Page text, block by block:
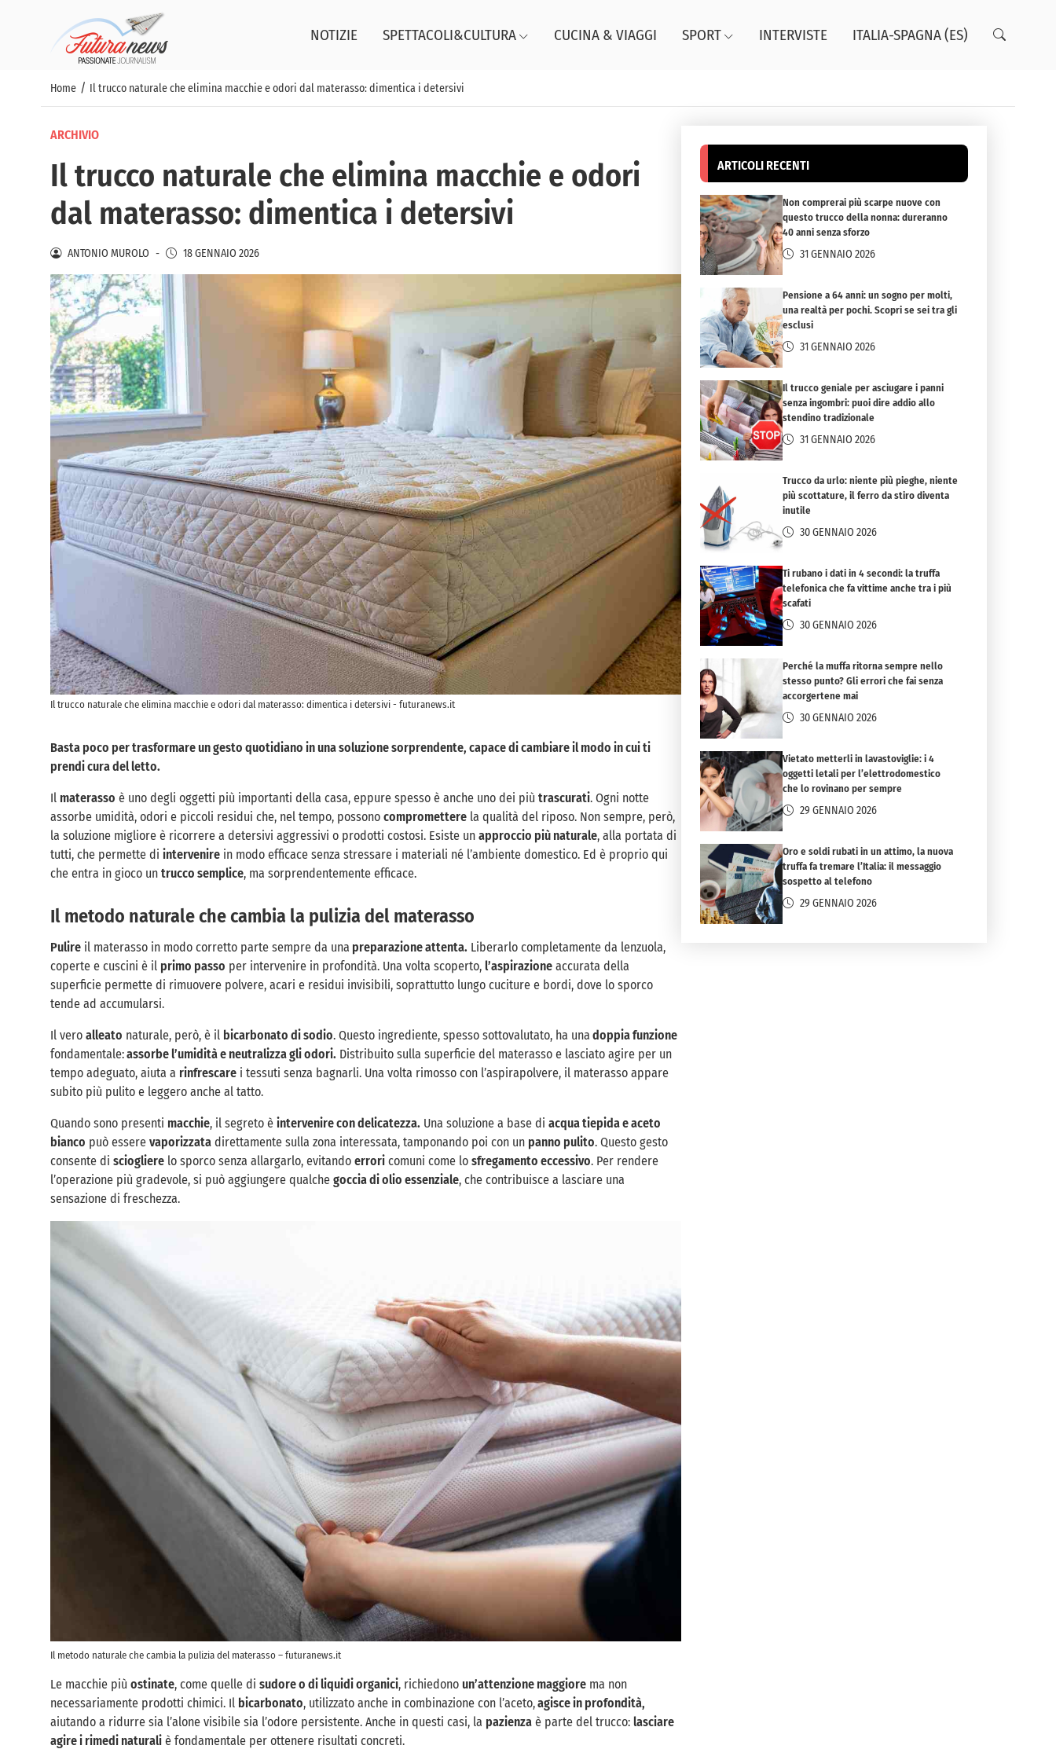
NOTIZIE SPETTACOLI&CULTURA CUCINA & VIAGGI SPORT INTERVISTE ITALIA-SPAGNA (ES)
Home / Il trucco naturale che elimina macchie e odori dal materasso: dimentica i detersivi
ARCHIVIO
Il trucco naturale che elimina macchie e odori
dal materasso: dimentica i detersivi
ANTONIO MUROLO - 18 GENNAIO 2026
Il trucco naturale che elimina macchie e odori dal materasso: dimentica i detersivi - futuranews.it
Basta poco per trasformare un gesto quotidiano in una soluzione sorprendente, capace di cambiare il modo in cui ti
prendi cura del letto.
Il materasso è uno degli oggetti più importanti della casa, eppure spesso è anche uno dei più trascurati. Ogni notte
assorbe umidità, odori e piccoli residui che, nel tempo, possono compromettere la qualità del riposo. Non sempre, però,
la soluzione migliore è ricorrere a detersivi aggressivi o prodotti costosi. Esiste un approccio più naturale, alla portata di
tutti, che permette di intervenire in modo efficace senza stressare i materiali né l’ambiente domestico. Ed è proprio qui
che entra in gioco un trucco semplice, ma sorprendentemente efficace.
Il metodo naturale che cambia la pulizia del materasso
Pulire il materasso in modo corretto parte sempre da una preparazione attenta. Liberarlo completamente da lenzuola,
coperte e cuscini è il primo passo per intervenire in profondità. Una volta scoperto, l’aspirazione accurata della
superficie permette di rimuovere polvere, acari e residui invisibili, soprattutto lungo cuciture e bordi, dove lo sporco
tende ad accumularsi.
Il vero alleato naturale, però, è il bicarbonato di sodio. Questo ingrediente, spesso sottovalutato, ha una doppia funzione
fondamentale:assorbe l’umidità e neutralizza gli odori. Distribuito sulla superficie del materasso e lasciato agire per un
tempo adeguato, aiuta a rinfrescare i tessuti senza bagnarli. Una volta rimosso con l’aspirapolvere, il materasso appare
subito più pulito e leggero anche al tatto.
Quando sono presenti macchie, il segreto è intervenire con delicatezza. Una soluzione a base di acqua tiepida e aceto
bianco può essere vaporizzata direttamente sulla zona interessata, tamponando poi con un panno pulito. Questo gesto
consente di sciogliere lo sporco senza allargarlo, evitando errori comuni come lo sfregamento eccessivo. Per rendere
l’operazione più gradevole, si può aggiungere qualche goccia di olio essenziale, che contribuisce a lasciare una
sensazione di freschezza.
Il metodo naturale che cambia la pulizia del materasso – futuranews.it
Le macchie più ostinate, come quelle di sudore o di liquidi organici, richiedono un’attenzione maggiore ma non
necessariamente prodotti chimici. Il bicarbonato, utilizzato anche in combinazione con l’aceto,agisce in profondità,
aiutando a ridurre sia l’alone visibile sia l’odore persistente. Anche in questi casi, la pazienza è parte del trucco: lasciare
agire i rimedi naturali è fondamentale per ottenere risultati concreti.
ARTICOLI RECENTI
Non comprerai più scarpe nuove con
questo trucco della nonna: dureranno
40 anni senza sforzo
31 GENNAIO 2026
Pensione a 64 anni: un sogno per molti,
una realtà per pochi. Scopri se sei tra gli
esclusi
31 GENNAIO 2026
Il trucco geniale per asciugare i panni
senza ingombri: puoi dire addio allo
stendino tradizionale
31 GENNAIO 2026
Trucco da urlo: niente più pieghe, niente
più scottature, il ferro da stiro diventa
inutile
30 GENNAIO 2026
Ti rubano i dati in 4 secondi: la truffa
telefonica che fa vittime anche tra i più
scafati
30 GENNAIO 2026
Perché la muffa ritorna sempre nello
stesso punto? Gli errori che fai senza
accorgertene mai
30 GENNAIO 2026
Vietato metterli in lavastoviglie: i 4
oggetti letali per l’elettrodomestico
che lo rovinano per sempre
29 GENNAIO 2026
Oro e soldi rubati in un attimo, la nuova
truffa fa tremare l’Italia: il messaggio
sospetto al telefono
29 GENNAIO 2026